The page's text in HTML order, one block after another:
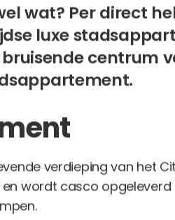
wat? Per direct
luxe
centrum
verdieping van het
wordt casco opgeleverd